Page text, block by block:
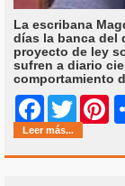
La escribana
días la banca del
proyecto de ley
sufren a diario
comportamiento
Facebook
Twitter
Leer más...